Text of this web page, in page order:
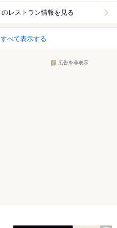
のレストラン情報を見る
べて表示する
広告を非表示